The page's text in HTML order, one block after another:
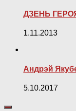
ДЗЕНЬ
1.11.2013
Андрэй
5.10.2017